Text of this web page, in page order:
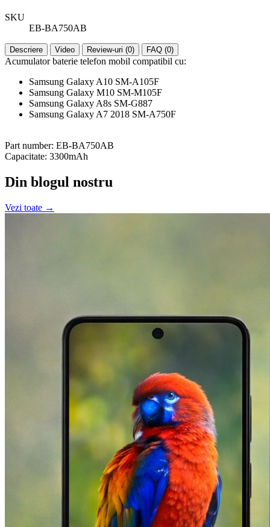
SKU
EB-BA750AB
Descriere Video Review-uri (0) FAQ (0)
Acumulator baterie telefon mobil compatibil cu:
Samsung Galaxy A10 SM-A105F
Samsung Galaxy M10 SM-M105F
Samsung Galaxy A8s SM-G887
Samsung Galaxy A7 2018 SM-A750F
Part number: EB-BA750AB
Capacitate: 3300mAh
Din blogul nostru
Vezi toate →